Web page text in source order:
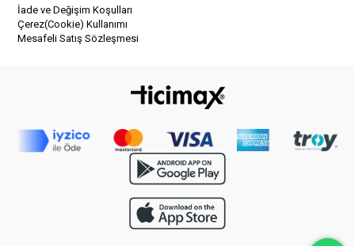
İade ve Değişim Koşulları
Çerez(Cookie) Kullanımı
Mesafeli Satış Sözleşmesi